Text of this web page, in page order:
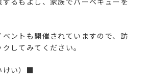
ントも開催されていますので、訪
してみてください。
けい）■